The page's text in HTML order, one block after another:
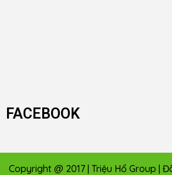
FACEBOOK
Copyright @ 2017 | Triệu Hổ Group |